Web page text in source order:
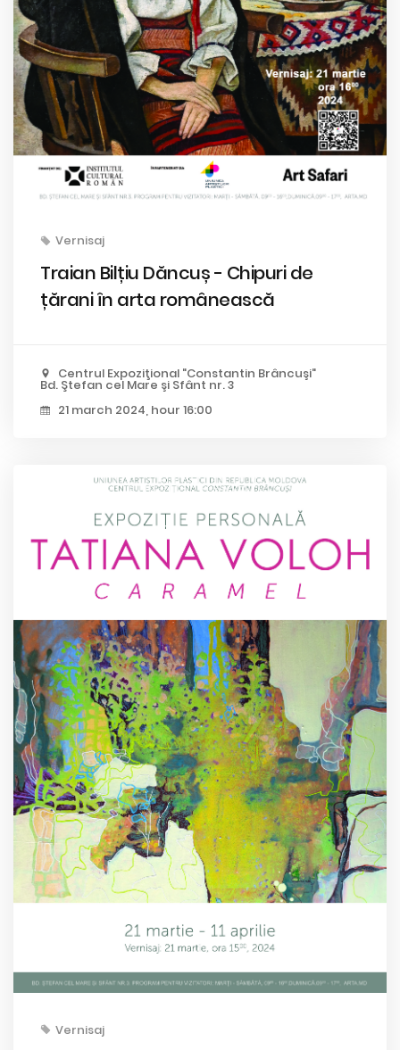
Vernisaj
Traian Bilțiu Dăncuș - Chipuri de
țărani în arta românească
Centrul Expoziţional "Constantin Brâncuşi"
Bd. Ştefan cel Mare şi Sfânt nr. 3
21 march 2024, hour 16:00
Vernisaj